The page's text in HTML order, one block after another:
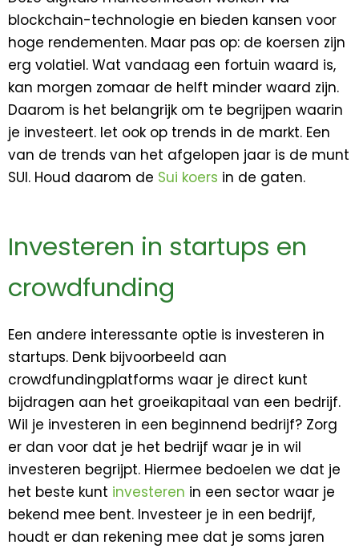
blockchain-technologie en bieden kansen voor
hoge rendementen. Maar pas op: de koersen zijn
erg volatiel. Wat vandaag een fortuin waard is,
kan morgen zomaar de helft minder waard zijn.
Daarom is het belangrijk om te begrijpen waarin
je investeert. let ook op trends in de markt. Een
van de trends van het afgelopen jaar is de munt
SUI. Houd daarom de Sui koers in de gaten.
Investeren in startups en
crowdfunding
Een andere interessante optie is investeren in
startups. Denk bijvoorbeeld aan
crowdfundingplatforms waar je direct kunt
bijdragen aan het groeikapitaal van een bedrijf.
Wil je investeren in een beginnend bedrijf? Zorg
er dan voor dat je het bedrijf waar je in wil
investeren begrijpt. Hiermee bedoelen we dat je
het beste kunt investeren in een sector waar je
bekend mee bent. Investeer je in een bedrijf,
houdt er dan rekening mee dat je soms jaren